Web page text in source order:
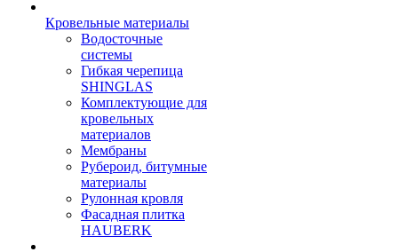
Кровельные материалы
Водосточные
системы
Гибкая черепица
SHINGLAS
Комплектующие для
кровельных
материалов
Мембраны
Рубероид, битумные
материалы
Рулонная кровля
Фасадная плитка
HAUBERK